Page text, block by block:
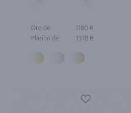
Oro de
1180 €
Platino de
1318 €